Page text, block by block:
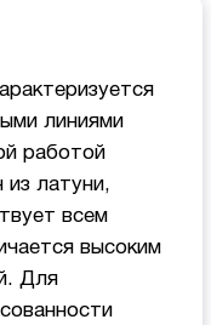
линиями
работой
из латуни,
всем
высоким
Для